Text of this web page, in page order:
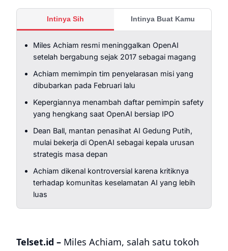
Intinya Sih Intinya Buat Kamu
Miles Achiam resmi meninggalkan OpenAI
setelah bergabung sejak 2017 sebagai magang
Achiam memimpin tim penyelarasan misi yang
dibubarkan pada Februari lalu
Kepergiannya menambah daftar pemimpin safety
yang hengkang saat OpenAI bersiap IPO
Dean Ball, mantan penasihat AI Gedung Putih,
mulai bekerja di OpenAI sebagai kepala urusan
strategis masa depan
Achiam dikenal kontroversial karena kritiknya
terhadap komunitas keselamatan AI yang lebih
luas
Telset.id – Miles Achiam, salah satu tokoh